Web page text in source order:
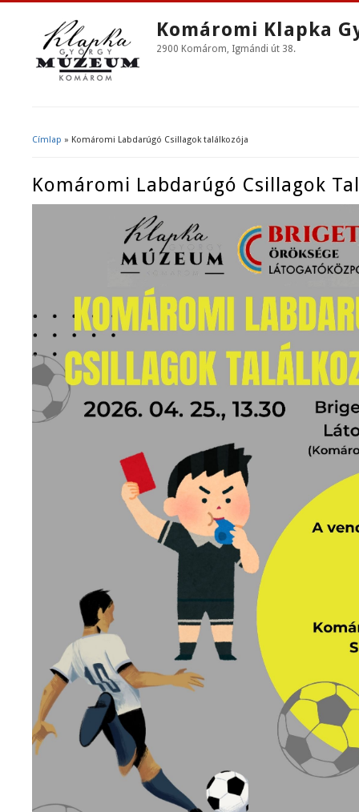
Komáromi Klapka
2900 Komárom, Igmándi út 38.
Címlap » Komáromi Labdarúgó Csillagok találkozója
Komáromi Labdarúgó Csillagok